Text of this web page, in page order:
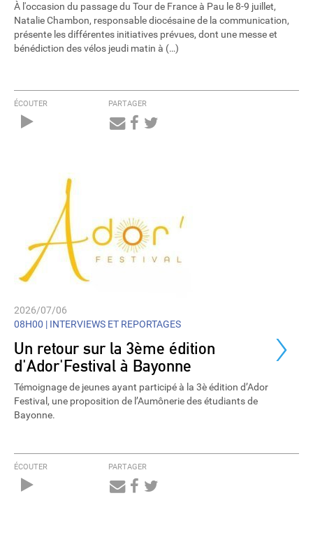
›
À l'occasion du passage du Tour de France à Pau le 8-9 juillet,
Natalie Chambon, responsable diocésaine de la communication,
présente les différentes initiatives prévues, dont une messe et
bénédiction des vélos jeudi matin à (…)
ÉCOUTER PARTAGER
2026/07/06
08H00 | INTERVIEWS ET REPORTAGES
Un retour sur la 3ème édition
d'Ador'Festival à Bayonne
Témoignage de jeunes ayant participé à la 3è édition d’Ador
Festival, une proposition de l’Aumônerie des étudiants de
Bayonne.
ÉCOUTER PARTAGER